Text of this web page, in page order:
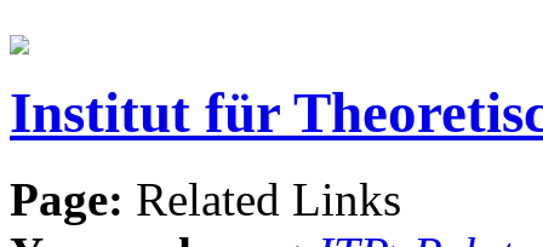
Institut für
Page: Related Links